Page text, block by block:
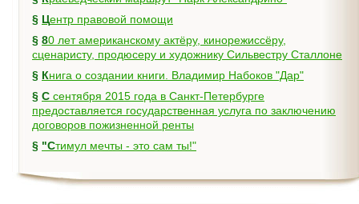
§
Центр правовой помощи
§ 80 лет американскому актёру, кинорежиссёру,
сценаристу, продюсеру и художнику Сильвестру Сталлоне
§
Книга о создании книги. Владимир Набоков "Дар"
§ С сентября 2015 года в Санкт-Петербурге
предоставляется государственная услуга по заключению
договоров пожизненной ренты
§
"Стимул мечты - это сам ты!"